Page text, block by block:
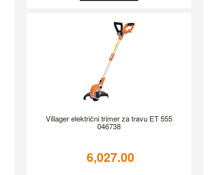
Villager električni trimer za travu ET 555
046738
6,027.00